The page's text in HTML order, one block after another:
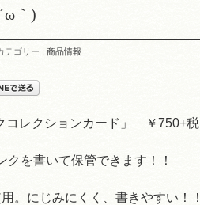
｀)
テゴリー : 商品情報
レクションカード」 ￥750+税
クを書いて保管できます！！
。にじみにくく、書きやすい！！